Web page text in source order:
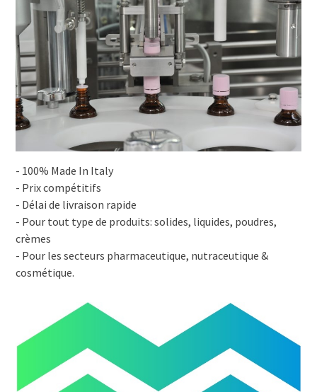
- 100% Made In Italy
- Prix compétitifs
- Délai de livraison rapide
- Pour tout type de produits: solides, liquides, poudres,
crèmes
- Pour les secteurs pharmaceutique, nutraceutique &
cosmétique.